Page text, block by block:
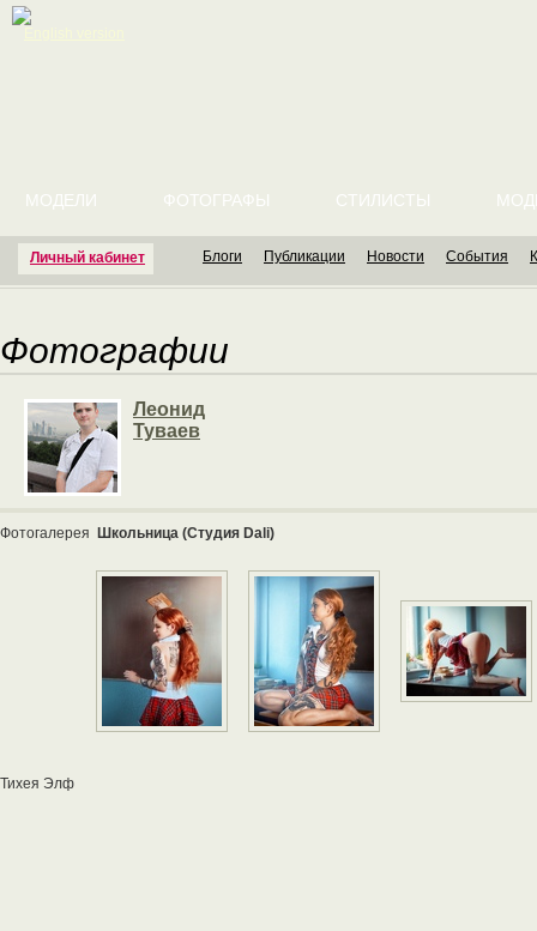
Личный кабинет
МОДЕЛИ ФОТОГРАФЫ СТИЛИСТЫ
Блоги Публикации Новости События
Фотографии
Леонид
Туваев
Фотогалерея Школьница (Студия Dali)
Тихея Элф